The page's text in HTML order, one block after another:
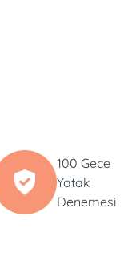
100 Gece
Yatak
Denemesi